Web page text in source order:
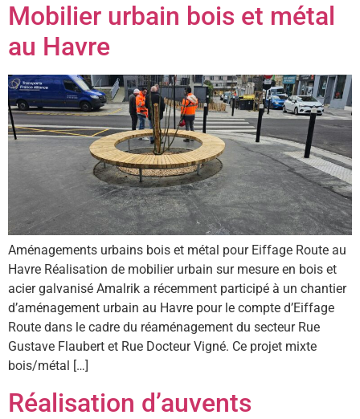
Mobilier urbain bois et métal
au Havre
Aménagements urbains bois et métal pour Eiffage Route au
Havre Réalisation de mobilier urbain sur mesure en bois et
acier galvanisé Amalrik a récemment participé à un chantier
d’aménagement urbain au Havre pour le compte d’Eiffage
Route dans le cadre du réaménagement du secteur Rue
Gustave Flaubert et Rue Docteur Vigné. Ce projet mixte
bois/métal […]
Réalisation d’auvents